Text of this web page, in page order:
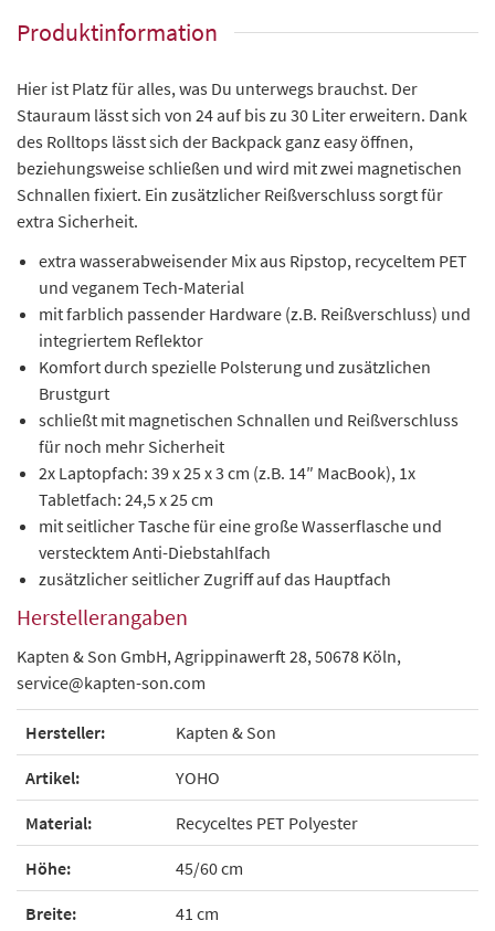
Produktinformation
Hier ist Platz für alles, was Du unterwegs brauchst. Der
Stauraum lässt sich von 24 auf bis zu 30 Liter erweitern. Dank
des Rolltops lässt sich der Backpack ganz easy öffnen,
beziehungsweise schließen und wird mit zwei magnetischen
Schnallen fixiert. Ein zusätzlicher Reißverschluss sorgt für
extra Sicherheit.
extra wasserabweisender Mix aus Ripstop, recyceltem PET
und veganem Tech-Material
mit farblich passender Hardware (z.B. Reißverschluss) und
integriertem Reflektor
Komfort durch spezielle Polsterung und zusätzlichen
Brustgurt
schließt mit magnetischen Schnallen und Reißverschluss
für noch mehr Sicherheit
2x Laptopfach: 39 x 25 x 3 cm (z.B. 14″ MacBook), 1x
Tabletfach: 24,5 x 25 cm
mit seitlicher Tasche für eine große Wasserflasche und
verstecktem Anti-Diebstahlfach
zusätzlicher seitlicher Zugriff auf das Hauptfach
Herstellerangaben
Kapten & Son GmbH, Agrippinawerft 28, 50678 Köln,
service@kapten-son.com
Hersteller: Kapten & Son
Artikel: YOHO
Material: Recyceltes PET Polyester
Höhe: 45/60 cm
Breite: 41 cm